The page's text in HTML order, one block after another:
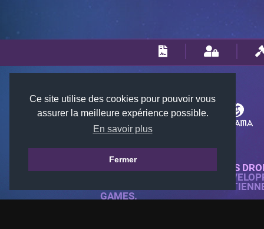
Ce site utilise des cookies pour pouvoir vous
assurer la meilleure expérience possible.
En savoir plus
Fermer
© 2018-2026 KTARENA. TOUS
SITE WEB ENTIÈREMENT
TOUTES LES IMAGES
GAMES.